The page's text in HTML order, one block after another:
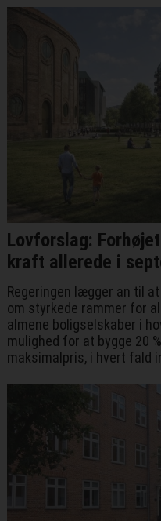
Lovforslag:
kraft allerede i
Regeringen lægger an til
om styrkede rammer for
almene boligselskaber i
mulighed for at bygge 20
maksimalpris, i hvert fald